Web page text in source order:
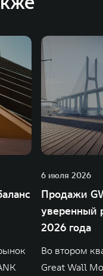
6 июля 2026
Продажи
уверенный
2026 года
Во втором
Great Wall